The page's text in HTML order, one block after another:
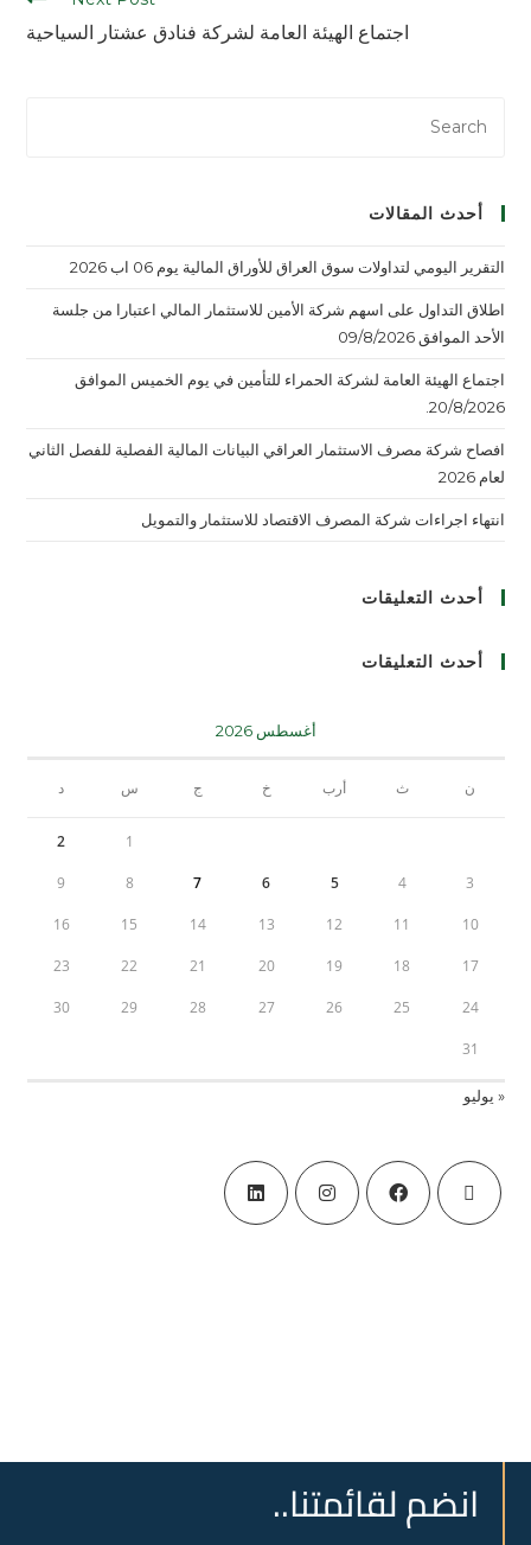
اجتماع الهيئة العامة لشركة فنادق عشتار السياحية
أحدث المقالات
التقرير اليومي لتداولات سوق العراق للأوراق المالية يوم 06 اب 2026
اطلاق التداول على اسهم شركة الأمين للاستثمار المالي اعتبارا من جلسة
الأحد الموافق 09/8/2026
اجتماع الهيئة العامة لشركة الحمراء للتأمين في يوم الخميس الموافق
20/8/2026.
افصاح شركة مصرف الاستثمار العراقي البيانات المالية الفصلية للفصل الثاني
لعام 2026
انتهاء اجراءات شركة المصرف الاقتصاد للاستثمار والتمويل
أحدث التعليقات
أحدث التعليقات
أغسطس 2026
ن ث أرب خ ج س د
1
2
3
4
5
6
7
8
9
10
11
12
13
14
15
16
17
18
19
20
21
22
23
24
25
26
27
28
29
30
31
« يوليو
انضم لقائمتنا..